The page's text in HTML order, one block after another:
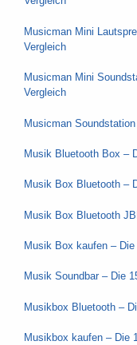
Musicman Mini
Vergleich
Musicman Mini
Vergleich
Musicman
Musik Bluetooth Box –
Musik Box Bluetooth –
Musik Box Bluetooth
Musik Box kaufen –
Musik Soundbar – Die
Musikbox Bluetooth –
Musikbox kaufen – Die